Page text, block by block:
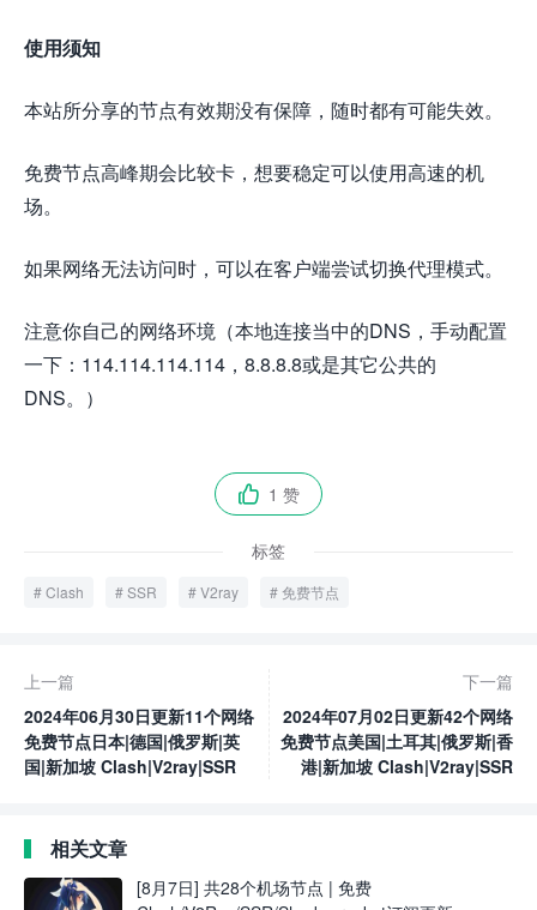
使用须知
本站所分享的节点有效期没有保障，随时都有可能失效。
免费节点高峰期会比较卡，想要稳定可以使用高速的机
场。
如果网络无法访问时，可以在客户端尝试切换代理模式。
注意你自己的网络环境（本地连接当中的DNS，手动配置
一下：114.114.114.114，8.8.8.8或是其它公共的
DNS。）
 1 赞
标签
Clash SSR V2ray 免费节点
上一篇
2024年06月30日更新11个网络
免费节点日本|德国|俄罗斯|英
国|新加坡 Clash|V2ray|SSR
下一篇
2024年07月02日更新42个网络
免费节点美国|土耳其|俄罗斯|香
港|新加坡 Clash|V2ray|SSR
相关文章
[8月7日] 共28个机场节点 | 免费